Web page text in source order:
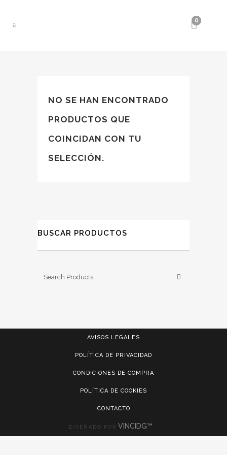
0
NO SE HAN ENCONTRADO
PRODUCTOS QUE
COINCIDAN CON TU
SELECCIÓN.
BUSCAR PRODUCTOS
AVISOS LEGALES
POLÍTICA DE PRIVACIDAD
CONDICIONES DE COMPRA
POLÍTICA DE COOKIES
CONTACTO
DISEÑADO POR VINCIDG™